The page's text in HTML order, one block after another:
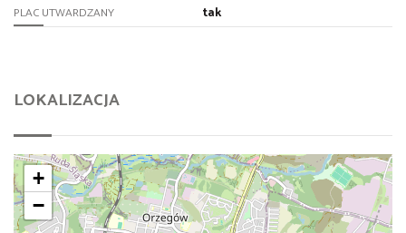
PLAC UTWARDZANY tak
LOKALIZACJA
+
−